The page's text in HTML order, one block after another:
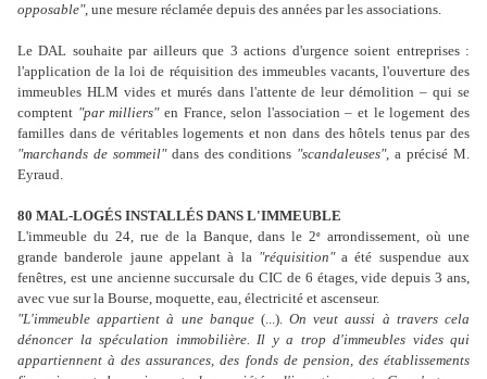
opposable", une mesure réclamée depuis des années par les associations.
Le DAL souhaite par ailleurs que 3 actions d'urgence soient entreprises :
l'application de la loi de réquisition des immeubles vacants, l'ouverture des
immeubles HLM vides et murés dans l'attente de leur démolition – qui se
comptent "par milliers"en France, selon l'association – et le logement des
familles dans de véritables logements et non dans des hôtels tenus par des
"marchands de sommeil"dans des conditions "scandaleuses", a précisé M.
Eyraud.
80 MAL-LOGÉS INSTALLÉS DANS L'IMMEUBLE
L'immeuble du 24, rue de la Banque, dans le 2e
arrondissement, où une
grande banderole jaune appelant à la "réquisition"a été suspendue aux
fenêtres, est une ancienne succursale du CIC de 6 étages, vide depuis 3 ans,
avec vue sur la Bourse, moquette, eau, électricité et ascenseur.
"L'immeuble appartient à une banque (...).On veut aussi à travers cela
dénoncer la spéculation immobilière. Il y a trop d'immeubles vides qui
appartiennent à des assurances, des fonds de pension, des établissements